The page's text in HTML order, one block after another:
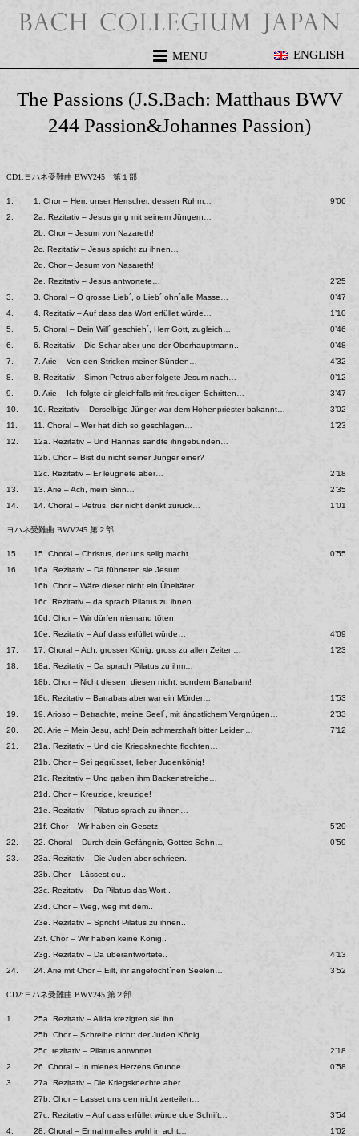
MENU ENGLISH
The Passions (J.S.Bach: Matthaus BWV
244 Passion&Johannes Passion)
CD1:ヨハネ受難曲 BWV245 第１部
1. 1. Chor – Herr, unser Herrscher, dessen Ruhm…
9’06
2.
2a. Rezitativ – Jesus ging mit seinem Jüngern…
2b. Chor – Jesum von Nazareth!
2c. Rezitativ – Jesus spricht zu ihnen…
2d. Chor – Jesum von Nasareth!
2e. Rezitativ – Jesus antwortete…
2’25
3.
3. Choral – O grosse Lieb´, o Lieb´ ohn´alle Masse…
0’47
4.
4. Rezitativ – Auf dass das Wort erfüllet würde…
1’10
5.
5. Choral – Dein Will´ geschieh´, Herr Gott, zugleich…
0’46
6.
6. Rezitativ – Die Schar aber und der Oberhauptmann..
0’48
7.
7. Arie – Von den Stricken meiner Sünden…
4’32
8.
8. Rezitativ – Simon Petrus aber folgete Jesum nach…
0’12
9.
9. Arie – Ich folgte dir gleichfalls mit freudigen Schritten…
3’47
10.
10. Rezitativ – Derselbige Jünger war dem Hohenpriester bakannt…
3’02
11.
11. Choral – Wer hat dich so geschlagen…
1’23
12.
12a. Rezitativ – Und Hannas sandte ihngebunden…
12b. Chor – Bist du nicht seiner Jünger einer?
12c. Rezitativ – Er leugnete aber…
2’18
13.
13. Arie – Ach, mein Sinn…
2’35
14.
14. Choral – Petrus, der nicht denkt zurück… 1’01
ヨハネ受難曲 BWV245 第２部
15. 15. Choral – Christus, der uns selig macht…
0’55
16.
16a. Rezitativ – Da führteten sie Jesum…
16b. Chor – Wäre dieser nicht ein Übeltäter…
16c. Rezitativ – da sprach Pilatus zu ihnen…
16d. Chor – Wir dürfen niemand töten.
16e. Rezitativ – Auf dass erfüllet würde…
4’09
17.
17. Choral – Ach, grosser König, gross zu allen Zeiten…
1’23
18.
18a. Rezitativ – Da sprach Pilatus zu ihm…
18b. Chor – Nicht diesen, diesen nicht, sondern Barrabam!
18c. Rezitativ – Barrabas aber war ein Mörder…
1’53
19.
19. Arioso – Betrachte, meine Seel´, mit ängstlichem Vergnügen…
2’33
20.
20. Arie – Mein Jesu, ach! Dein schmerzhaft bitter Leiden…
7’12
21.
21a. Rezitativ – Und die Kriegsknechte flochten…
21b. Chor – Sei gegrüsset, lieber Judenkönig!
21c. Rezitativ – Und gaben ihm Backenstreiche…
21d. Chor – Kreuzige, kreuzige!
21e. Rezitativ – Pilatus sprach zu ihnen…
21f. Chor – Wir haben ein Gesetz.
5’29
22.
22. Choral – Durch dein Gefängnis, Gottes Sohn…
0’59
23.
23a. Rezitativ – Die Juden aber schrieen..
23b. Chor – Lässest du..
23c. Rezitativ – Da Pilatus das Wort..
23d. Chor – Weg, weg mit dem..
23e. Rezitativ – Spricht Pilatus zu ihnen..
23f. Chor – Wir haben keine König..
23g. Rezitativ – Da überantwortete..
4’13
24.
24. Arie mit Chor – Eilt, ihr angefocht´nen Seelen… 3’52
CD2:ヨハネ受難曲 BWV245 第２部
1.
25a. Rezitativ – Allda krezigten sie ihn…
25b. Chor – Schreibe nicht: der Juden König…
25c. rezitativ – Pilatus antwortet…
2’18
2.
26. Choral – In mienes Herzens Grunde…
0’58
3.
27a. Rezitativ – Die Kriegsknechte aber…
27b. Chor – Lasset uns den nicht zerteilen…
27c. Rezitativ – Auf dass erfüllet würde due Schrift…
3’54
4.
28. Choral – Er nahm alles wohl in acht…
1’02